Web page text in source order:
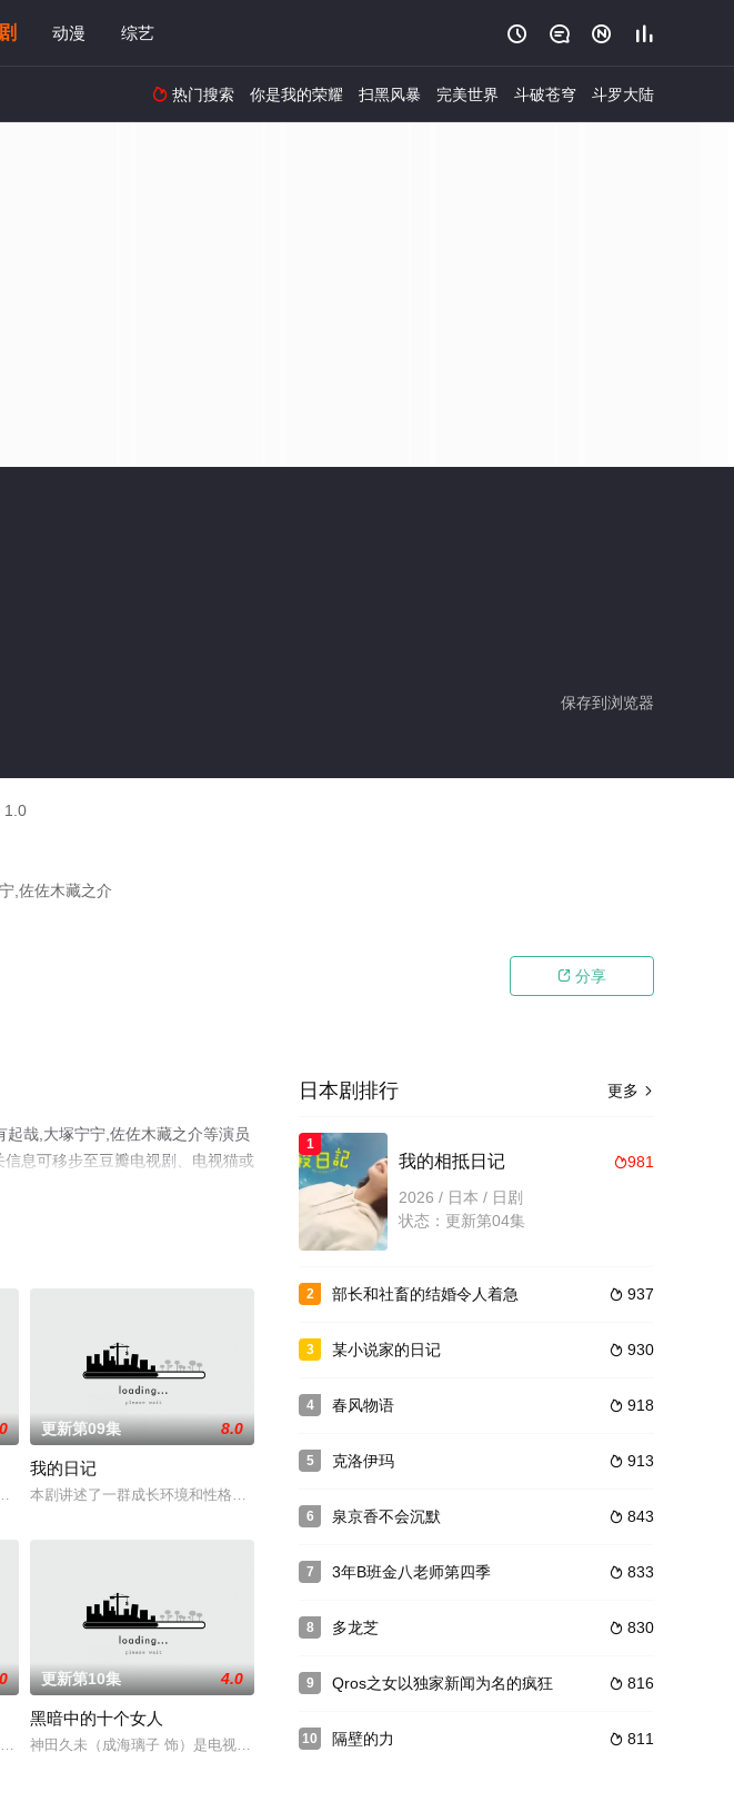
动漫 综艺    
 热门搜索 你是我的荣耀 扫黑风暴 完美世界 斗破苍穹 斗罗大陆
保存到浏览器
1.0
,佐佐木藏之介
 分享
哉,大塚宁宁,佐佐木藏之介等演员
息可移步至豆瓣电视剧、电视猫或
的理由是——享受一个人的时光，也就是她热衷的“独自活动”。为了在自己喜欢的时间、喜欢的地点，体验只有
重上收视双位数收视率的第一部作品，也是月9复活的开端，并在2019年纽约电影节获得电视剧部门铜奖，口碑
（远藤宪一 饰）是一个勤勤恳恳甚至有些憋屈窝囊的中年男子，他为了工作终日奔波，也不受周遭的重视。偏
更新第09集 8.0
我的日记
本剧讲述了一群成长环境和性格都各不相同的青年男女5人在大学偶然相遇，逐渐互相接纳，最终成为彼此心
需要向客户点头哈腰的营业部。这是倒霉的一天。对于营业部助理上杉理子（松隆子饰）来说，这天同样阴暗
情中，追查那仅剩的0.1%的可能性！ 松本润将继续饰演本作品的主角深山大翔，在微不足道的0.1%的可能性
院担任助手工作，时常遭受同事非难。回到家里，又要面对酗酒和带男人回家的母亲。对她而言，生活是一团
更新第10集 4.0
黑暗中的十个女人
神田久未（成海璃子 饰）是电视台的前台接待，某日，她邂逅了名为风松吉（船越英一郎 饰）的电视制作
更多 
日本剧排行
1
981
我的相抵日记
2026 / 日本 / 日剧
状态：更新第04集
2  937
部长和社畜的结婚令人着急
3  930
某小说家的日记
4  918
春风物语
5  913
克洛伊玛
6  843
泉京香不会沉默
7  833
3年B班金八老师第四季
8  830
多龙芝
9  816
Qros之女以独家新闻为名的疯狂
10  811
隔壁的力